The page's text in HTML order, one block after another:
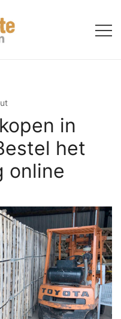
in
het
online